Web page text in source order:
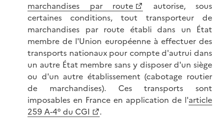
marchandises par route
autorise, sous
certaines conditions, tout transporteur de
marchandises par route établi dans un État
membre de l'Union européenne à effectuer des
transports nationaux pour compte d'autrui dans
un autre État membre sans y disposer d'un siège
ou d'un autre établissement (cabotage routier
de marchandises). Ces transports sont
imposables en France en application de l'article
259 A-4° du CGI
.